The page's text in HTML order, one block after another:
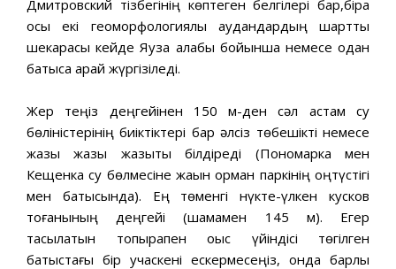
Дмитровский тізбегінің көптеген белгілері бар,бірақ
осы екі геоморфологиялық аудандардың шартты
шекарасы кейде Яуза алқабы бойынша немесе одан
батысқа қарай жүргізіледі.
Жер теңіз деңгейінен 150 м-ден сәл астам су
бөліністерінің биіктіктері бар әлсіз төбешікті немесе
жазық жазық жазықты білдіреді (Пономарка мен
Кещенка су бөлмесіне жақын орман паркінің оңтүстігі
мен батысында). Ең төменгі нүкте-үлкен кусков
тоғанының деңгейі (шамамен 145 м). Егер
тасылатын топырақпен қоқыс үйіндісі төгілген
батыстағы бір учаскені ескермесеңіз, онда барлық